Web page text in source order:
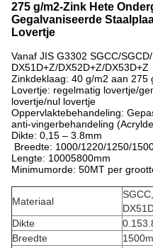
275 g/m2-Zink Hete
Gegalvaniseerde
Lovertje
Vanaf JIS G3302 SGCC/
DX51D+Z/DX52D+Z/DX53D+Z
Zinkdeklaag: 40 g/m2 aan 275
Lovertje: regelmatig lovertje/
lovertje/nul lovertje
Oppervlaktebehandeling:
anti-vingerbehandeling
Dikte: 0,15 – 3.8mm
Breedte: 1000/1220/1250/
Lengte: 10005800mm
Minimumorde: 50MT per
Materiaal
Dikte
Breedte